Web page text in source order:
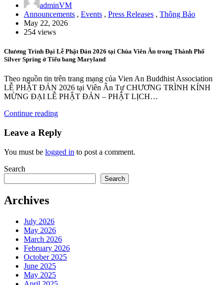
adminVM
Announcements , Events , Press Releases , Thông Báo
May 22, 2026
254 views
Chương Trình Đại Lễ Phật Đản 2026 tại Chùa Viên Ân trong Thành Phố
Silver Spring ở Tiểu bang Maryland
Theo nguồn tin trên trang mạng của Vien An Buddhist Association
LỄ PHẬT ĐẢN 2026 tại Viên Ân Tự CHƯƠNG TRÌNH KÍNH
MỪNG ĐẠI LỄ PHẬT ĐẢN – PHẬT LỊCH…
Continue reading
Leave a Reply
You must be logged in to post a comment.
Search
Search
Archives
July 2026
May 2026
March 2026
February 2026
October 2025
June 2025
May 2025